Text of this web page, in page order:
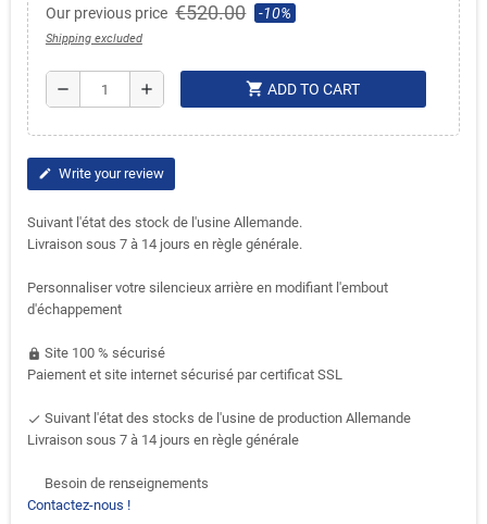
Our previous price €520.00 -10%
Shipping excluded
remove add shopping_cart ADD TO CART
edit Write your review
Suivant l'état des stock de l'usine Allemande.
Livraison sous 7 à 14 jours en règle générale.
Personnaliser votre silencieux arrière en modifiant l'embout
d'échappement
https Site 100 % sécurisé
Paiement et site internet sécurisé par certificat SSL
done Suivant l'état des stocks de l'usine de production Allemande
Livraison sous 7 à 14 jours en règle générale
support-agent
Besoin de renseignements
Contactez-nous !